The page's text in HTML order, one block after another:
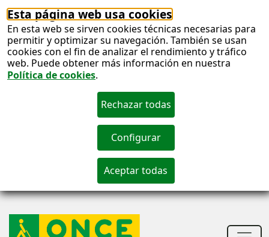
Esta página web usa cookies
En esta web se sirven cookies técnicas necesarias para
permitir y optimizar su navegación. También se usan
cookies con el fin de analizar el rendimiento y tráfico
web. Puede obtener más información en nuestra
Política de cookies.